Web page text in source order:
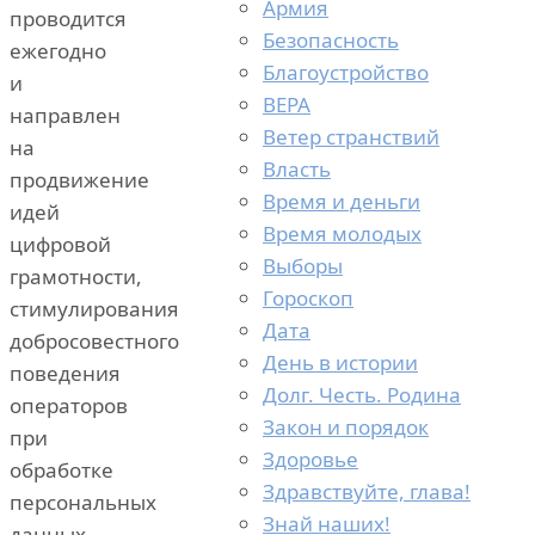
проводится
ежегодно
и
направлен
на
продвижение
идей
цифровой
грамотности,
стимулирования
добросовестного
поведения
операторов
при
обработке
персональных
Армия
Безопасность
Благоустройство
ВЕРА
Ветер странствий
Власть
Время и деньги
Время молодых
Выборы
Гороскоп
Дата
День в истории
Долг. Честь. Родина
Закон и порядок
Здоровье
Здравствуйте, глава!
Знай наших!